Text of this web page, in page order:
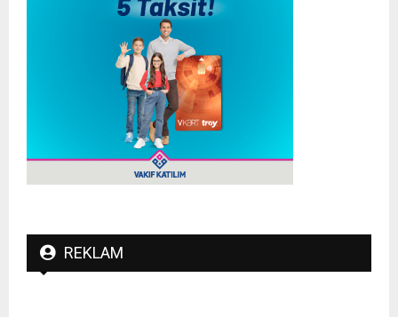
REKLAM